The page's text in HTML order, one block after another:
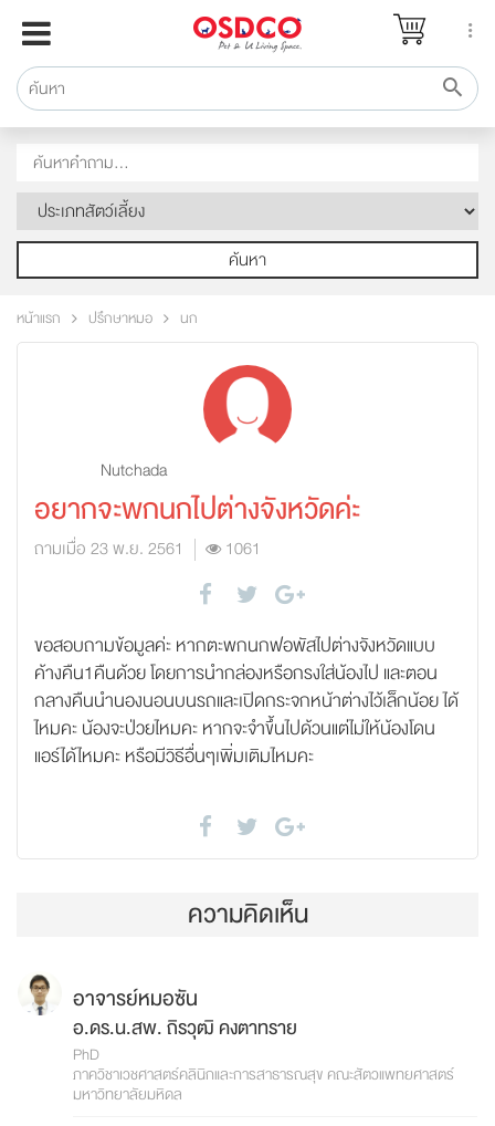
หน้าแรก
แบรนด์
รีวิว
ปรึกษาหมอ
สาระสัตว์เลี้ยง
Pet Channel
ซื้อสินค้า OSDCO
ค้นหา
หน้าแรก ปรึกษาหมอ นก
Nutchada
อยากจะพกนกไปต่างจังหวัดค่ะ
ถามเมื่อ 23 พ.ย. 2561 1061
ขอสอบถามข้อมูลค่ะ หากตะพกนกฟอพัสไปต่างจังหวัดแบบ
ค้างคืน1คืนด้วย โดยการนำกล่องหรือกรงใส่น้องไป และตอน
กลางคืนนำนองนอนบนรถและเปิดกระจกหน้าต่างไว้เล็กน้อย ได้
ไหมคะ น้องจะป่วยไหมคะ หากจะจำขึ้นไปด้วนแต่ไม่ให้น้องโดน
แอร์ได้ไหมคะ หรือมีวิธีอื่นๆเพิ่มเติมไหมคะ
ความคิดเห็น
อาจารย์หมอซัน
อ.ดร.น.สพ. ถิรวุฒิ คงตาทราย
PhD
ภาควิชาเวชศาสตร์คลินิกและการสาธารณสุข คณะสัตวแพทยศาสตร์
มหาวิทยาลัยมหิดล